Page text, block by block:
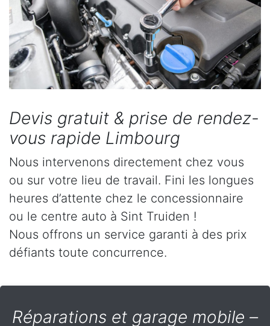
Devis gratuit & prise de rendez-
vous rapide Limbourg
Nous intervenons directement chez vous
ou sur votre lieu de travail. Fini les longues
heures d’attente chez le concessionnaire
ou le centre auto à Sint Truiden !
Nous offrons un service garanti à des prix
défiants toute concurrence.
Réparations et garage mobile –